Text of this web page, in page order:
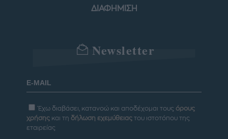
ΔΙΑΦΗΜΙΣΗ
Newsletter
Έχω διαβάσει, κατανοώ και αποδέχομαι τους όρους
χρήσης και τη δήλωση εχεμύθειας του ιστοτόπου της
εταιρείας